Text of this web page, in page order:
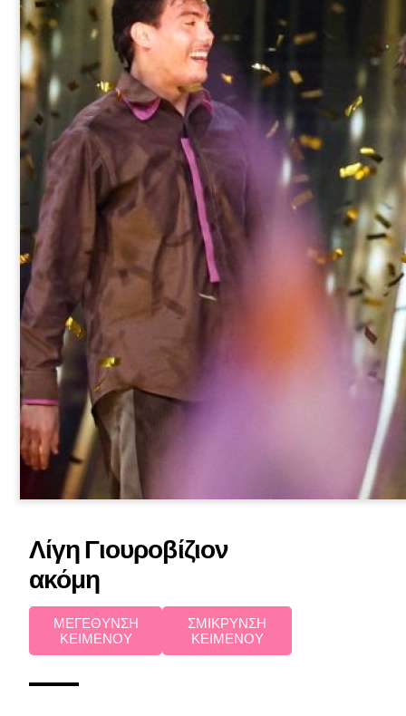
Λίγη Γιουροβίζιον
ακόμη
ΜΕΓΕΘΥΝΣΗ
ΚΕΙΜΕΝΟΥ
ΣΜΙΚΡΥΝΣΗ
ΚΕΙΜΕΝΟΥ